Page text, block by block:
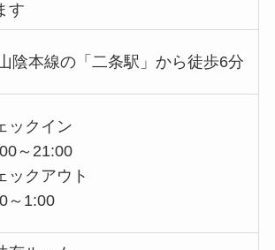
す
陰本線の「二条駅」から徒歩6分
ックイン
～21:00
ックアウト
～1:00